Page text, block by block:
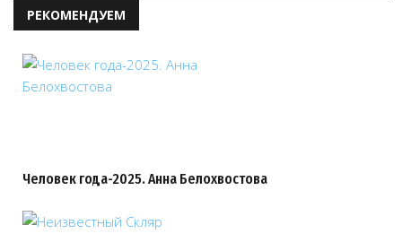
РЕКОМЕНДУЕМ
Человек года-2025. Анна Белохвостова